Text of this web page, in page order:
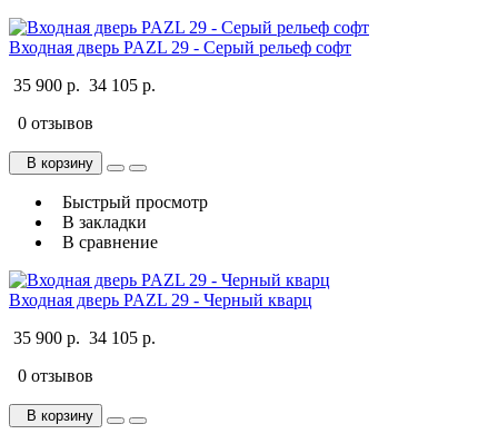
Входная дверь PAZL 29 - Серый рельеф софт
35 900 р. 34 105 р.
0 отзывов
В корзину
Быстрый просмотр
В закладки
В сравнение
Входная дверь PAZL 29 - Черный кварц
35 900 р. 34 105 р.
0 отзывов
В корзину